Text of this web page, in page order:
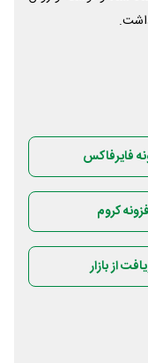
فایرفاکس
کروم
از بازار